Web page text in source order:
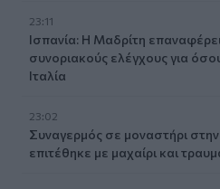
23:11
Ισπανία: Η Μαδρίτη
συνοριακούς ελέγχους για
Ιταλία
23:02
Συναγερμός σε μοναστήρι
επιτέθηκε με μαχαίρι και